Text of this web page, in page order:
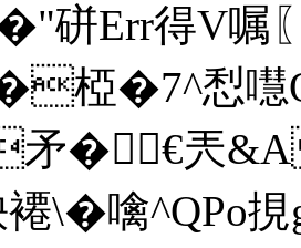
硑Err得V嘱
椏�7^悡
�€兲
\�噙^QPo